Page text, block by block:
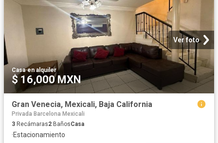
Ver foto
Casa·en alquiler
$ 16,000 MXN
Gran Venecia, Mexicali, Baja California
Privada Barcelona Mexicali
3 Recámaras2 BañosCasa
·Estacionamiento